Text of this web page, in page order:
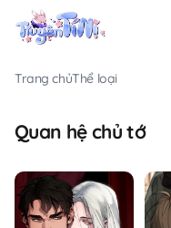
Trang chủThể loại
Quan hệ chủ tớ